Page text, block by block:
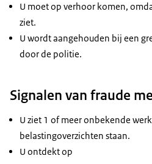
U moet op verhoor komen,
ziet.
U wordt aangehouden bij een
door de politie.
Signalen van fraude
U ziet 1 of meer onbekende
belastingoverzichten staan.
U ontdekt op